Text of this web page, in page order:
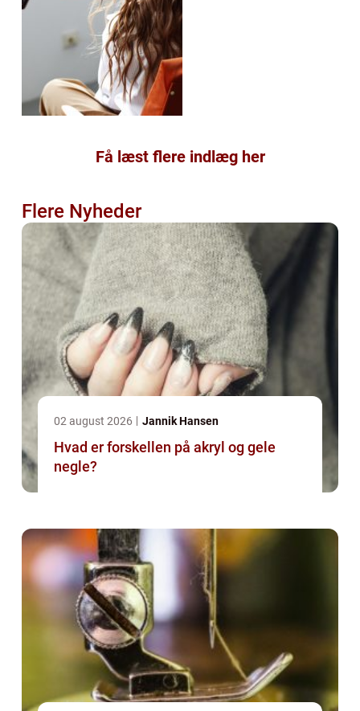
Få læst flere indlæg her
Flere Nyheder
02 august 2026 Jannik Hansen
Hvad er forskellen på akryl og gele
negle?